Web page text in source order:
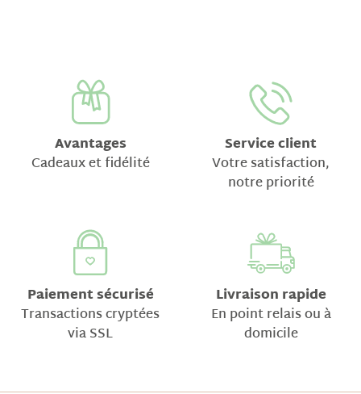
Avantages
Cadeaux et fidélité
Service client
Votre satisfaction,
notre priorité
Paiement sécurisé
Transactions cryptées
via SSL
Livraison rapide
En point relais ou à
domicile